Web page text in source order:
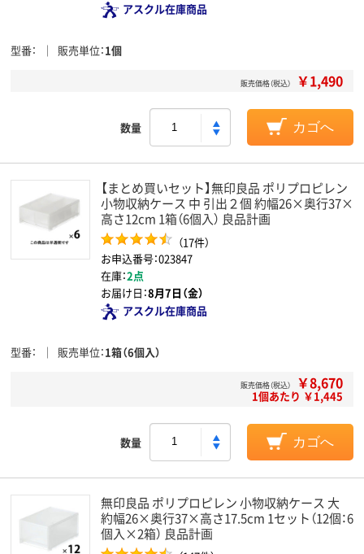
アスクル在庫商品
型番 販売単位 1個
販売価格（税込） ￥1,490
数量 カゴへ
【まとめ買いセット】無印良品 ポリプロピレン
小物収納ケース 中 引出２個 約幅26×奥行37×
高さ12cm 1箱（6個入） 良品計画
（17件）
お申込番号：023847
在庫：2点
お届け日：8月7日（金）
アスクル在庫商品
型番 販売単位 1箱（6個入）
販売価格（税込） ￥8,670
1個あたり ￥1,445
数量 カゴへ
無印良品 ポリプロピレン 小物収納ケース 大
約幅26×奥行37×高さ17.5cm 1セット（12個：6
個入×2箱） 良品計画